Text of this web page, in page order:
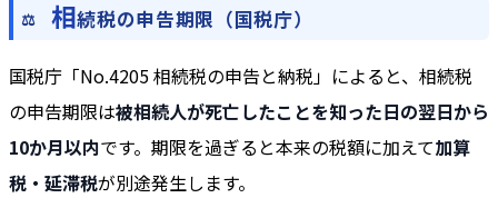
相続税の申告期限（国税庁）
国税庁「No.4205 相続税の申告と納税」によると、相続税
の申告期限は被相続人が死亡したことを知った日の翌日から
10か月以内です。期限を過ぎると本来の税額に加えて加算
税・延滞税が別途発生します。